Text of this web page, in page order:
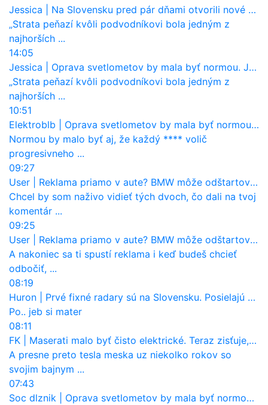
Jessica
Na Slovensku pred pár dňami otvorili nové mosty, ktoré to sú?
„Strata peňazí kvôli podvodníkovi bola jedným z
najhorších ...
14:05
Jessica
Oprava svetlometov by mala byť normou. Jeden nový dnes stojí priemerne 1251 eur!
„Strata peňazí kvôli podvodníkovi bola jedným z
najhorších ...
10:51
Elektroblb
Oprava svetlometov by mala byť normou. Jeden nový dnes stojí priemerne 1251 eur!
Normou by malo byť aj, že každý **** volič
progresivneho ...
09:27
User
Reklama priamo v aute? BMW môže odštartovať nový trend
Chcel by som naživo vidieť tých dvoch, čo dali na tvoj
komentár ...
09:25
User
Reklama priamo v aute? BMW môže odštartovať nový trend
A nakoniec sa ti spustí reklama i keď budeš chcieť
odbočiť, ...
08:19
Huron
Prvé fixné radary sú na Slovensku. Posielajú už pokuty? Ukáže ich Waze?
Po.. jeb si mater
08:11
FK
Maserati malo byť čisto elektrické. Teraz zisťuje, že potrebuje nový osemvalcový motor
A presne preto tesla meska uz niekolko rokov so
svojim bajnym ...
07:43
Soc dlznik
Oprava svetlometov by mala byť normou. Jeden nový dnes stojí priemerne 1251 eur!